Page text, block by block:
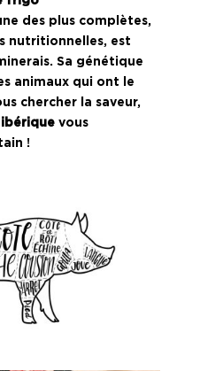
des plus complètes,
nutritionnelles, est
Sa génétique
animaux qui ont le
chercher la saveur,
vous
!